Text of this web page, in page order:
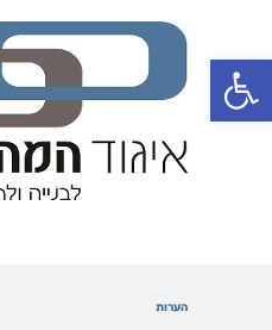
פתח סרגל נגישות
הערות